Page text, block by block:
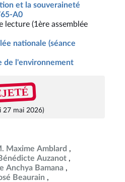
et la souveraineté
A0
lecture (1ère assemblée
nationale (séance
de l'environnement
27 mai 2026)
Maxime Amblard
Auzanot
Anchya Bamana
Beaurain